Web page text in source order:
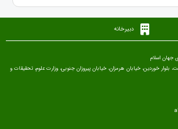
دبیرخانه
جهان اسلام
خوردین، خیابان هرمزان، خیابان پیروزان جنوبی، وزارت علوم، تحقیقات و